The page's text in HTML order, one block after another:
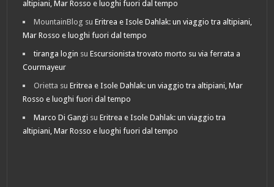
altipiani, Mar Rosso e luoghi fuori dal tempo
MountainBlog suEritrea e Isole Dahlak: un viaggio tra altipiani,
Mar Rosso e luoghi fuori dal tempo
tiranga login suEscursionista trovato morto su via ferrata a
Courmayeur
Orietta suEritrea e Isole Dahlak: un viaggio tra altipiani, Mar
Rosso e luoghi fuori dal tempo
Marco Di Gangi suEritrea e Isole Dahlak: un viaggio tra
altipiani, Mar Rosso e luoghi fuori dal tempo